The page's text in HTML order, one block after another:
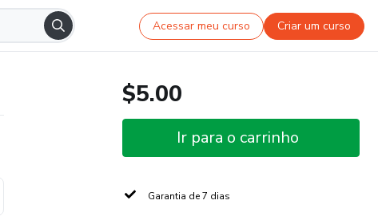
Acessar meu curso Criar um curso
$5.00
Ir para o carrinho
Garantia de 7 dias